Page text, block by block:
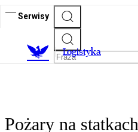
Serwisy
Logistyka
Pożary na statkach